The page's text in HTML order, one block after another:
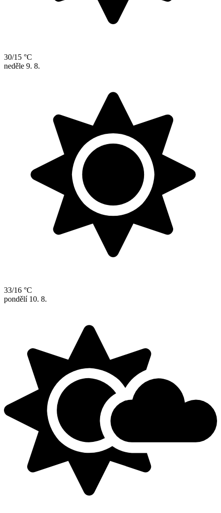
30/15 °C
neděle 9. 8.
33/16 °C
pondělí 10. 8.